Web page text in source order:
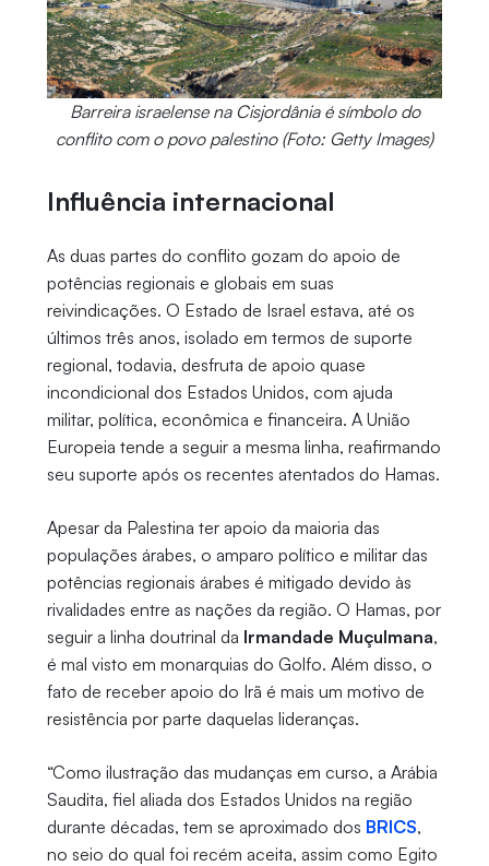
Barreira israelense na Cisjordânia é símbolo do
conflito com o povo palestino (Foto: Getty Images)
Influência internacional
As duas partes do conflito gozam do apoio de
potências regionais e globais em suas
reivindicações. O Estado de Israel estava, até os
últimos três anos, isolado em termos de suporte
regional, todavia, desfruta de apoio quase
incondicional dos Estados Unidos, com ajuda
militar, política, econômica e financeira. A União
Europeia tende a seguir a mesma linha, reafirmando
seu suporte após os recentes atentados do Hamas.
Apesar da Palestina ter apoio da maioria das
populações árabes, o amparo político e militar das
potências regionais árabes é mitigado devido às
rivalidades entre as nações da região. O Hamas, por
seguir a linha doutrinal da Irmandade Muçulmana,
é mal visto em monarquias do Golfo. Além disso, o
fato de receber apoio do Irã é mais um motivo de
resistência por parte daquelas lideranças.
“Como ilustração das mudanças em curso, a Arábia
Saudita, fiel aliada dos Estados Unidos na região
durante décadas, tem se aproximado dos BRICS,
no seio do qual foi recém aceita, assim como Egito